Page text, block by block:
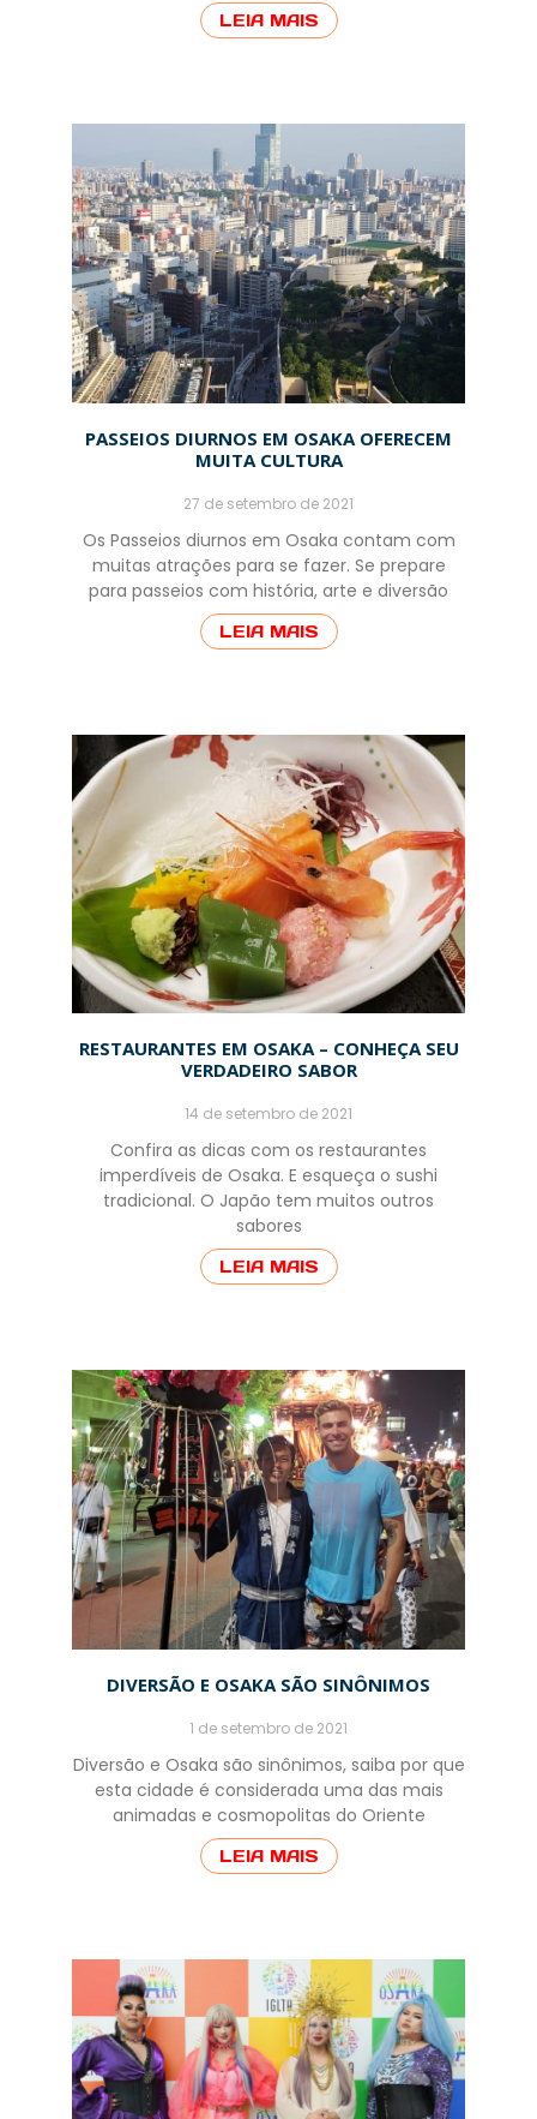
LEIA MAIS
PASSEIOS DIURNOS EM OSAKA OFERECEM
MUITA CULTURA
27 de setembro de 2021
Os Passeios diurnos em Osaka contam com
muitas atrações para se fazer. Se prepare
para passeios com história, arte e diversão
LEIA MAIS
RESTAURANTES EM OSAKA – CONHEÇA SEU
VERDADEIRO SABOR
14 de setembro de 2021
Confira as dicas com os restaurantes
imperdíveis de Osaka. E esqueça o sushi
tradicional. O Japão tem muitos outros
sabores
LEIA MAIS
DIVERSÃO E OSAKA SÃO SINÔNIMOS
1 de setembro de 2021
Diversão e Osaka são sinônimos, saiba por que
esta cidade é considerada uma das mais
animadas e cosmopolitas do Oriente
LEIA MAIS